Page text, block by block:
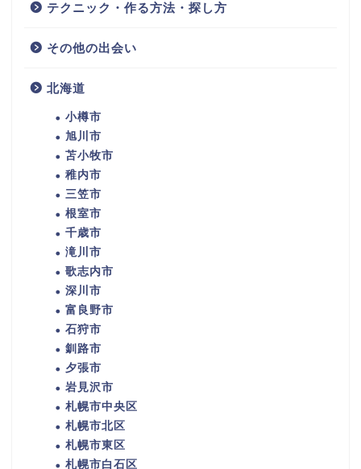
テクニック・作る方法・探し方
その他の出会い
北海道
小樽市
旭川市
苫小牧市
稚内市
三笠市
根室市
千歳市
滝川市
歌志内市
深川市
富良野市
石狩市
釧路市
夕張市
岩見沢市
札幌市中央区
札幌市北区
札幌市東区
札幌市白石区